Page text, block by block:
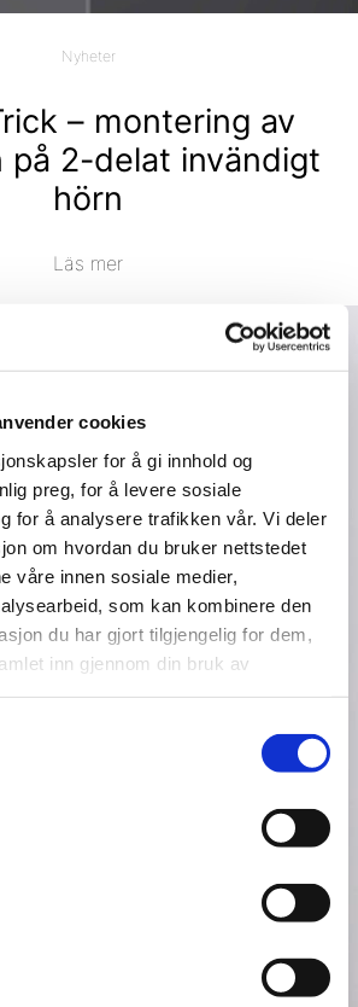
cookies
for å gi innhold og
preg, for å levere sosiale
for å analysere trafikken vår. Vi deler
om hvordan du bruker nettstedet
våre innen sosiale medier,
som kan kombinere den
du har gjort tilgjengelig for dem,
inn gjennom din bruk av
Nyheter
– montering av
på 2-delat invändigt
hörn
Läs mer